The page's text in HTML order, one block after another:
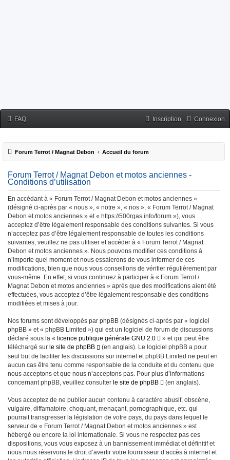
FAQ Connexion
Inscription
Forum Terrot / Magnat Debon Accueil du forum
Forum Terrot / Magnat Debon et motos anciennes -
Conditions d’utilisation
En accédant à « Forum Terrot / Magnat Debon et motos anciennes »
(désigné ci-après par « nous », « notre », « nos », « Forum Terrot / Magnat
Debon et motos anciennes » et « https://500rgas.info/forum »), vous
acceptez d’être légalement responsable des conditions suivantes. Si vous
n’acceptez pas d’être légalement responsable de toutes les conditions
suivantes, veuillez ne pas utiliser et accéder à « Forum Terrot / Magnat
Debon et motos anciennes ». Nous pouvons modifier ces conditions à
n’importe quel moment et nous essaierons de vous informer de ces
modifications, bien que nous vous conseillons de vérifier régulièrement par
vous-même. En effet, si vous continuez à participer à « Forum Terrot /
Magnat Debon et motos anciennes » après que des modifications aient été
effectuées, vous acceptez d’être légalement responsable des conditions
modifiées et mises à jour.
Nos forums sont développés par phpBB (désignés ci-après par « logiciel
phpBB » et « phpBB Limited ») qui est un logiciel de forum de discussions
déclaré sous la « licence publique générale GNU 2.0
» et qui peut être
téléchargé sur le site de phpBB
(en anglais). Le logiciel phpBB a pour
seul but de faciliter les discussions sur internet et phpBB Limited ne peut en
aucun cas être tenu comme responsable de la conduite et du contenu que
nous acceptons et que nous n’acceptons pas. Pour plus d’informations
concernant phpBB, veuillez consulter le site de phpBB (en anglais).
Vous acceptez de ne publier aucun contenu à caractère abusif, obscène,
vulgaire, diffamatoire, choquant, menaçant, pornographique, etc. qui
pourrait transgresser la législation de votre pays, du pays dans lequel le
serveur de « Forum Terrot / Magnat Debon et motos anciennes » est
hébergé ou encore la loi internationale. Si vous ne respectez pas ces
dispositions, vous vous exposez à un bannissement immédiat et définitif et
nous nous réservons le droit d’avertir votre fournisseur d’accès à internet et